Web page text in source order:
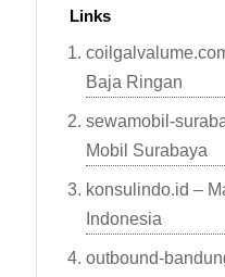
Links
Baja Ringan
sewamobil-
Mobil Surabaya
konsulindo.id –
Indonesia
outbound-